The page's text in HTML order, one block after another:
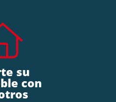
su
con